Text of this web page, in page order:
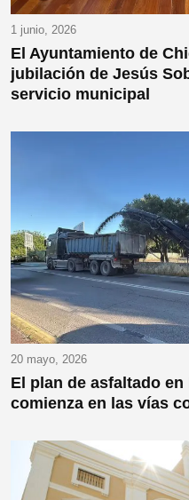
1 junio, 2026
El Ayuntamiento de
jubilación de Jesús
servicio municipal
20 mayo, 2026
El plan de asfaltado
comienza en las vías